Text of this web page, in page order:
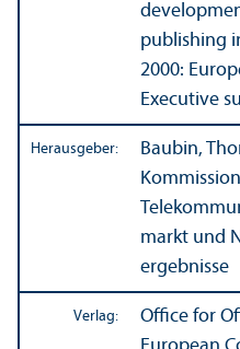
publishing
2000:
Executive
Herausgeber:
Baubin,
markt und
ergebnisse
Verlag:
Office for